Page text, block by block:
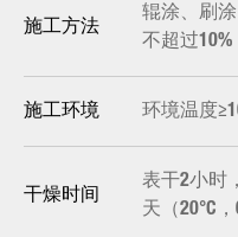
施工方法
辊涂、刷
不超过10%
施工环境 环境温度
干燥时间
表干2小时
天（20°C